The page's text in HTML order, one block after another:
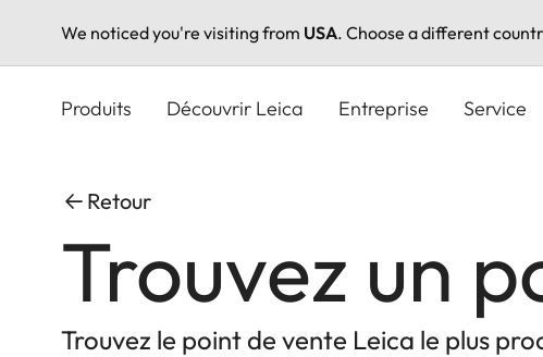
We noticed you're visiting from USA. Choose a different
Produits Découvrir Leica Entreprise Service
Retour
Trouvez un
Trouvez le point de vente Leica le plus